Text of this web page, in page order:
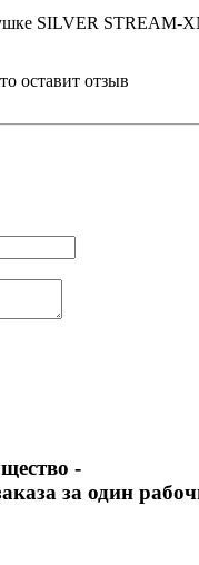
SILVER STREAM-
оставит отзыв
-
за один